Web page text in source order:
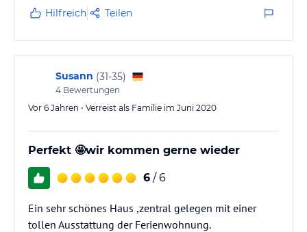
Frische Gerichte, leckere Getränke und man sitzt
abends mit anderen Gästen auf einen gemütlichen
Schnack.
Hexe, Laura und Icke top und danke für Alles.
Wir kommen gerne wieder
Hilfreich Teilen
Susann (31-35)
4 Bewertungen
Vor 6 Jahren • Verreist als Familie im Juni 2020
Perfekt 🤩wir kommen gerne wieder
6 / 6
Ein sehr schönes Haus ,zentral gelegen mit einer
tollen Ausstattung der Ferienwohnung.